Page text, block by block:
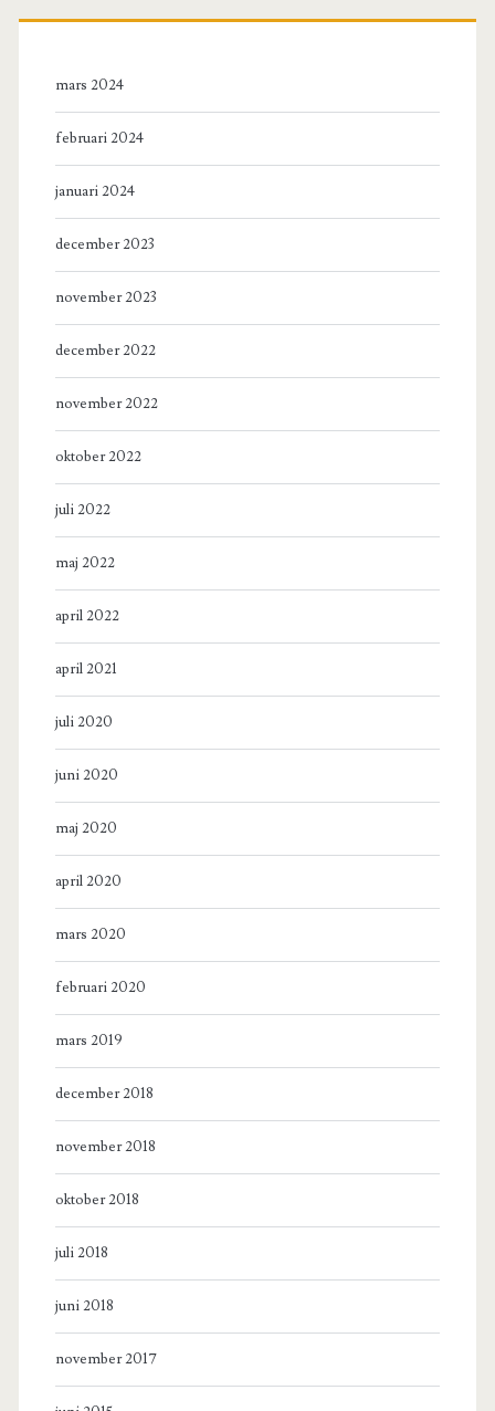
mars 2024
februari 2024
januari 2024
december 2023
november 2023
december 2022
november 2022
oktober 2022
juli 2022
maj 2022
april 2022
april 2021
juli 2020
juni 2020
maj 2020
april 2020
mars 2020
februari 2020
mars 2019
december 2018
november 2018
oktober 2018
juli 2018
juni 2018
november 2017